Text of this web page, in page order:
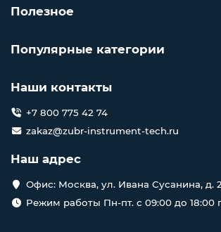
Полезное
Популярные категории
Наши контакты
+7 800 775 42 74
zakaz@zubr-instrument-tech.ru
Наш адрес
Офис: Москва, ул. Ивана Сусанина, д.
Режим работы Пн-пт. с 09:00 до 18:00